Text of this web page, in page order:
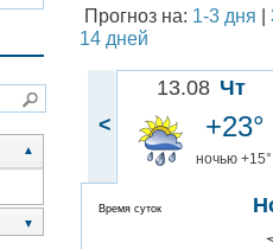
▲
▼
Прогноз на: 1-3 дня |
14 дней
<
13.08 Чт
+23°
ночью +15°
Время суток